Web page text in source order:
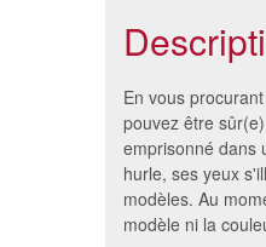
En vous
pouvez être
emprisonné dans
hurle, ses yeux
modèles. Au
modèle ni la